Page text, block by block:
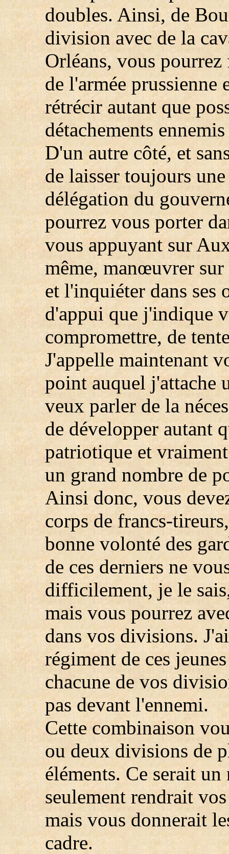
doubles. Ainsi, de
division avec de la
Orléans, vous
de l'armée prussienne
rétrécir autant que
détachements
D'un autre côté, et
de laisser toujours
délégation du
pourrez vous porter
vous appuyant sur
même, manœuvrer
et l'inquiéter dans ses
d'appui que j'indique
compromettre, de
J'appelle maintenant
point auquel j'attache
veux parler de la
de développer autant
patriotique et
un grand nombre de
Ainsi donc, vous
corps de francs-
bonne volonté des
de ces derniers ne
difficilement, je le
mais vous pourrez
dans vos divisions.
régiment de ces
chacune de vos
pas devant l'ennemi.
Cette combinaison
ou deux divisions de
éléments. Ce serait
seulement rendrait
mais vous donnerait
cadre.